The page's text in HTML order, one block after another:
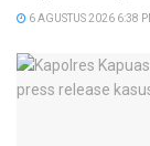
6 AGUSTUS 2026 6:38